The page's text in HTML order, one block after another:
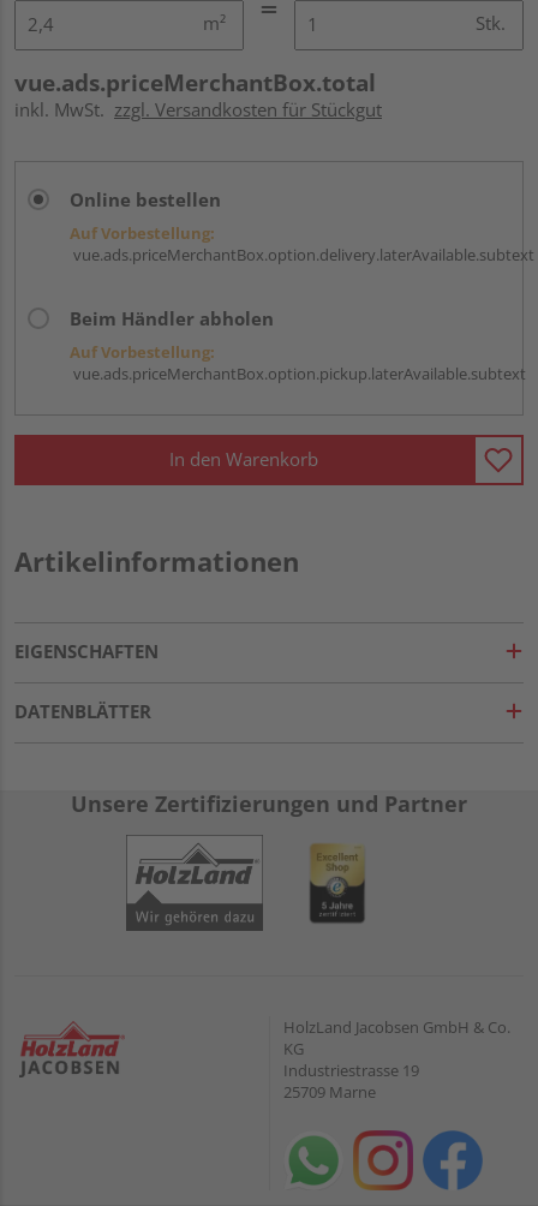
m² Stk.
vue.ads.priceMerchantBox.total
inkl. MwSt. zzgl. Versandkosten für Stückgut
Online bestellen
Auf Vorbestellung:
vue.ads.priceMerchantBox.option.delivery.laterAvailable.subtext
Beim Händler abholen
Auf Vorbestellung:
vue.ads.priceMerchantBox.option.pickup.laterAvailable.subtext
In den Warenkorb
Artikelinformationen
EIGENSCHAFTEN
DATENBLÄTTER
Unsere Zertifizierungen und Partner
HolzLand Jacobsen GmbH & Co.
KG
Industriestrasse 19
25709 Marne